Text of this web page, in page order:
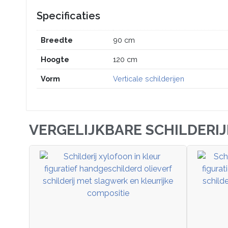
Specificaties
Breedte 90 cm
Hoogte 120 cm
Vorm Verticale schilderijen
VERGELIJKBARE